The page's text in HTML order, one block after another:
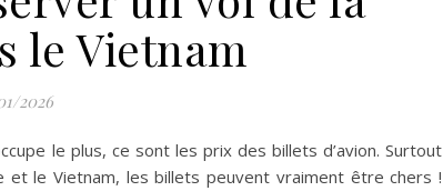
le Vietnam
2026
le plus, ce sont les prix des billets d’avion. Surtout
et le Vietnam, les billets peuvent vraiment être chers !